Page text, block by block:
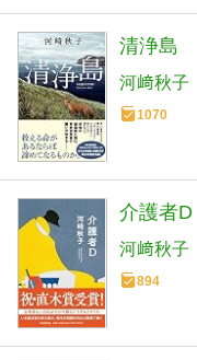
清浄島
河﨑秋子
1070
介護者D
河﨑秋子
894